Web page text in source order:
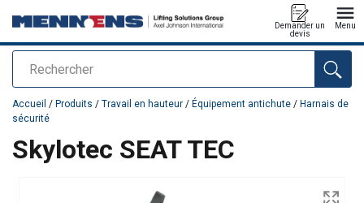
Rechercher
Demander un
devis
Menu
Ajouté au panier
Accueil / Produits / Travail en hauteur / Équipement antichute / Harnais de
sécurité
Skylotec SEAT TEC